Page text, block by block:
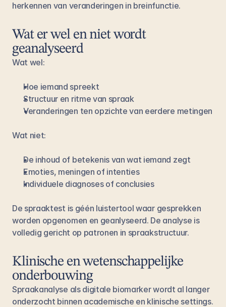
herkennen van veranderingen in breinfunctie.
Wat er wel en niet wordt
geanalyseerd
Wat wel:
Hoe iemand spreekt
Structuur en ritme van spraak
Veranderingen ten opzichte van eerdere metingen
Wat niet:
De inhoud of betekenis van wat iemand zegt
Emoties, meningen of intenties
Individuele diagnoses of conclusies
De spraaktest is géén luistertool waar gesprekken
worden opgenomen en geanlyseerd. De analyse is
volledig gericht op patronen in spraakstructuur.
Klinische en wetenschappelijke
onderbouwing
Spraakanalyse als digitale biomarker wordt al langer
onderzocht binnen academische en klinische settings.